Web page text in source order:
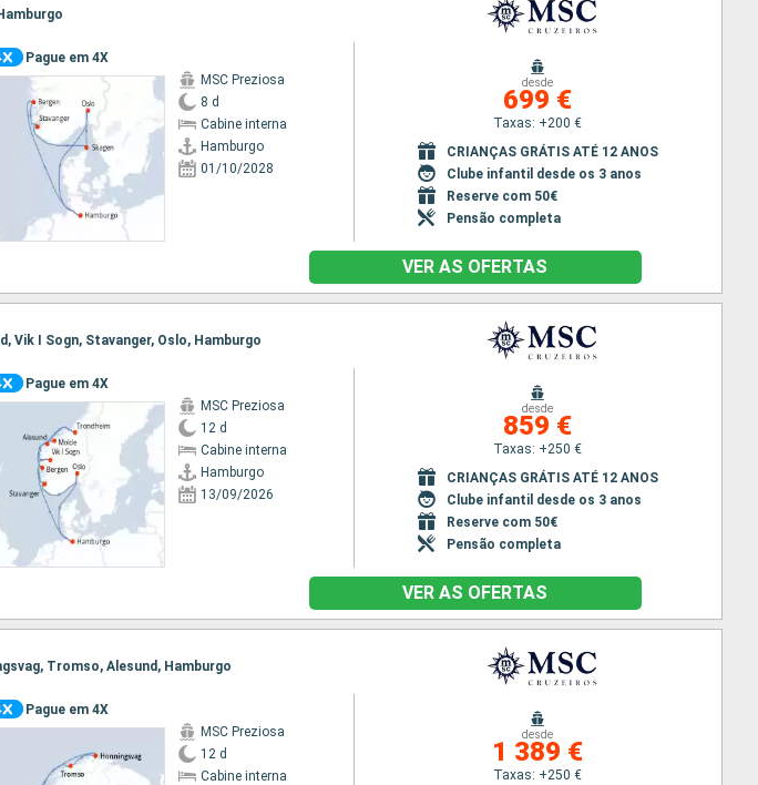
Pague em 4X
MSC Preziosa
8 d
Cabine interna
Hamburgo
01/10/2028
desde
699 €
Taxas: +200 €
CRIANÇAS GRÁTIS ATÉ 12 ANOS
Clube infantil desde os 3 anos
Reserve com 50€
Pensão completa
VER AS OFERTAS
Vik I Sogn, Stavanger, Oslo, Hamburgo
Pague em 4X
MSC Preziosa
12 d
Cabine interna
Hamburgo
13/09/2026
desde
859 €
Taxas: +250 €
CRIANÇAS GRÁTIS ATÉ 12 ANOS
Clube infantil desde os 3 anos
Reserve com 50€
Pensão completa
VER AS OFERTAS
Tromso, Alesund, Hamburgo
Pague em 4X
MSC Preziosa
12 d
Cabine interna
desde
1 389 €
Taxas: +250 €